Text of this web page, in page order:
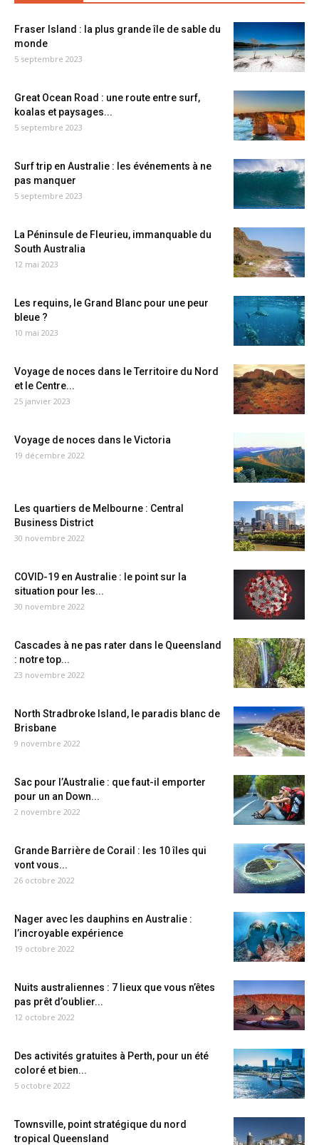
Fraser Island : la plus grande île de sable du
monde
5 septembre 2023
Great Ocean Road : une route entre surf,
koalas et paysages...
5 septembre 2023
Surf trip en Australie : les événements à ne
pas manquer
5 septembre 2023
La Péninsule de Fleurieu, immanquable du
South Australia
12 mai 2023
Les requins, le Grand Blanc pour une peur
bleue ?
10 mai 2023
Voyage de noces dans le Territoire du Nord
et le Centre...
25 janvier 2023
Voyage de noces dans le Victoria
19 décembre 2022
Les quartiers de Melbourne : Central
Business District
30 novembre 2022
COVID-19 en Australie : le point sur la
situation pour les...
30 novembre 2022
Cascades à ne pas rater dans le Queensland
: notre top...
23 novembre 2022
North Stradbroke Island, le paradis blanc de
Brisbane
9 novembre 2022
Sac pour l’Australie : que faut-il emporter
pour un an Down...
2 novembre 2022
Grande Barrière de Corail : les 10 îles qui
vont vous...
26 octobre 2022
Nager avec les dauphins en Australie :
l’incroyable expérience
19 octobre 2022
Nuits australiennes : 7 lieux que vous n’êtes
pas prêt d’oublier...
12 octobre 2022
Des activités gratuites à Perth, pour un été
coloré et bien...
5 octobre 2022
Townsville, point stratégique du nord
tropical Queensland